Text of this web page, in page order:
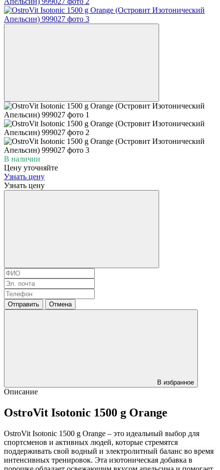
В наличии
Цену уточняйте
Узнать цену
Узнать цену
Отправить Отмена
В избранное
Описание
OstroVit Isotonic 1500 g Orange
OstroVit Isotonic 1500 g Orange – это идеальный выбор для
спортсменов и активных людей, которые стремятся
поддерживать свой водный и электролитный баланс во время
интенсивных тренировок. Эта изотоническая добавка в